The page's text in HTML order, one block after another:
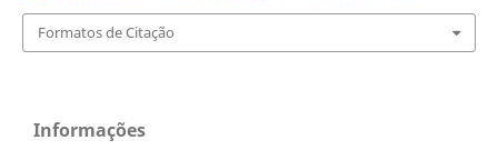
Formatos de Citação
Informações